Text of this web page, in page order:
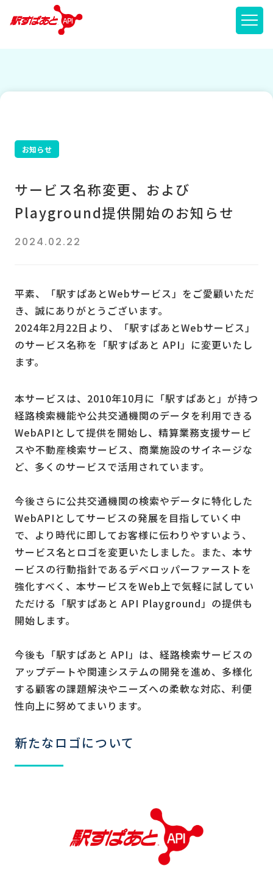
メニ
お知らせ
サービス名称変更、および
Playground提供開始のお知らせ
2024.02.22
平素、「駅すぱあとWebサービス」をご愛顧いただ
き、誠にありがとうございます。
2024年2月22日より、「駅すぱあとWebサービス」
のサービス名称を「駅すぱあと API」に変更いたし
ます。
本サービスは、2010年10月に「駅すぱあと」が持つ
経路検索機能や公共交通機関のデータを利用できる
WebAPIとして提供を開始し、精算業務支援サービ
スや不動産検索サービス、商業施設のサイネージな
ど、多くのサービスで活用されています。
今後さらに公共交通機関の検索やデータに特化した
WebAPIとしてサービスの発展を目指していく中
で、より時代に即してお客様に伝わりやすいよう、
サービス名とロゴを変更いたしました。また、本サ
ービスの行動指針であるデベロッパーファーストを
強化すべく、本サービスをWeb上で気軽に試してい
ただける「駅すぱあと API Playground」の提供も
開始します。
今後も「駅すぱあと API」は、経路検索サービスの
アップデートや関連システムの開発を進め、多様化
する顧客の課題解決やニーズへの柔軟な対応、利便
性向上に努めてまいります。
新たなロゴについて